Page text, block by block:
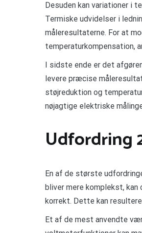
Desuden kan variationer i
Termiske udvidelser i
måleresultaterne. For at
temperaturkompensation,
I sidste ende er det
levere præcise
støjreduktion og
nøjagtige elektriske
Udfordring
En af de største
bliver mere komplekst,
korrekt. Dette kan
Et af de mest anvendte